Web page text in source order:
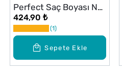
Sepete Ekle
Perfect Saç Boyası No:
60 Kahve
424,90 ₺
1